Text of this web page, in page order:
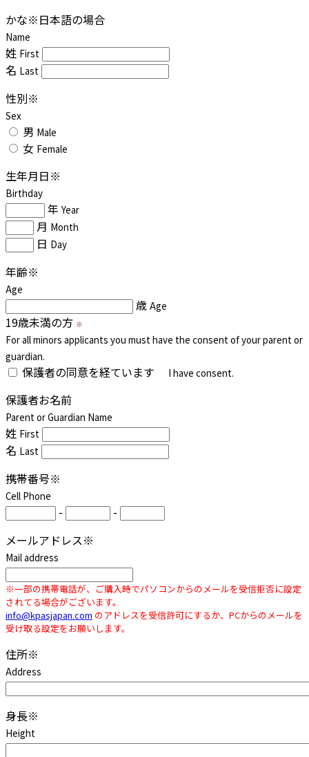
かな※日本語の場合
Name
姓 First
名 Last
性別※
Sex
男 Male
女 Female
生年月日※
Birthday
年 Year
月 Month
日 Day
年齢※
Age
歳 Age
19歳未満の方 ※
For all minors applicants you must have the consent of your parent or
guardian.
保護者の同意を経ています I have consent.
保護者お名前
Parent or Guardian Name
姓 First
名 Last
携帯番号※
Cell Phone
-
-
メールアドレス※
Mail address
※一部の携帯電話が、ご購入時でパソコンからのメールを受信拒否に設定
されてる場合がございます。
info@kpasjapan.com のアドレスを受信許可にするか、PCからのメールを
受け取る設定をお願いします。
住所※
Address
身長※
Height